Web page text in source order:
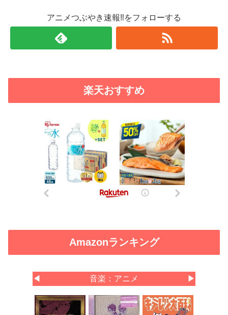
アニメつぶやき速報‼をフォローする
楽天おすすめ
Amazonランキング
◀ 音楽：アニメ ▶